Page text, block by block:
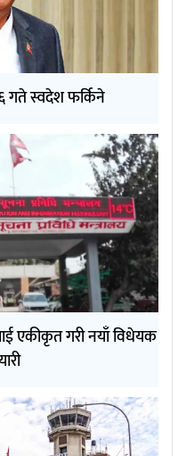
गते स्वदेश फर्किने
एकीकृत गरी नयाँ विधेयक